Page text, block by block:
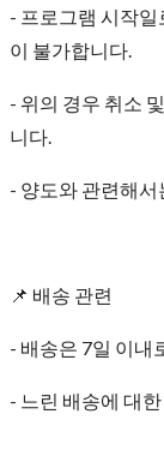
- 프로그램 시작일
이 불가합니다.
- 위의 경우 취소
니다.
- 양도와 관련해
📌 배송 관련
- 배송은 7일 이내
- 느린 배송에 대